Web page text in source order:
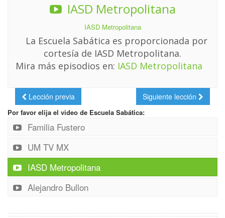
IASD Metropolitana
IASD Metropolitana
La Escuela Sabática es proporcionada por
cortesía de IASD Metropolitana.
Mira más episodios en: IASD Metropolitana
Lección previa Siguiente lección
Por favor elija el video de Escuela Sabática:
Familia Fustero
UM TV MX
IASD Metropolitana
Alejandro Bullon